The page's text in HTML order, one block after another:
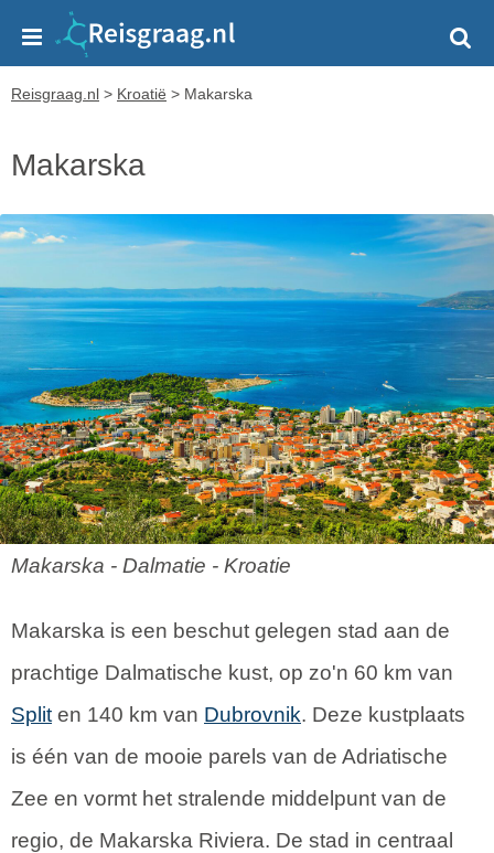
Reisgraag.nl > Kroatië > Makarska
Makarska
Makarska - Dalmatie - Kroatie
Makarska is een beschut gelegen stad aan de
prachtige Dalmatische kust, op zo'n 60 km van
Split en 140 km van Dubrovnik. Deze kustplaats
is één van de mooie parels van de Adriatische
Zee en vormt het stralende middelpunt van de
regio, de Makarska Riviera. De stad in centraal